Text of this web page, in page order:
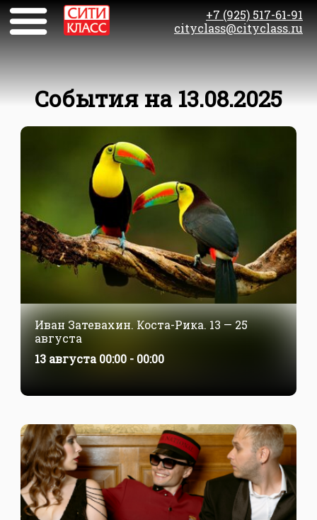
+7 (925) 517-61-91
cityclass@cityclass.ru
События на 13.08.2025
Иван Затевахин. Коста-Рика. 13 — 25
августа
13 августа 00:00 - 00:00